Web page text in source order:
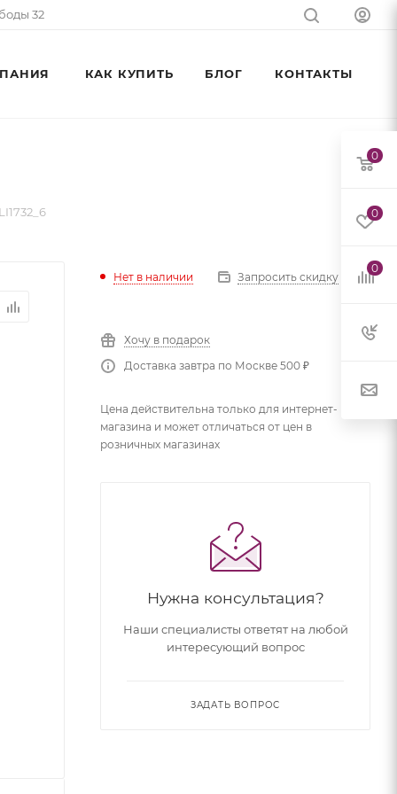
32
КАК КУПИТЬ БЛОГ КОНТАКТЫ
Нет в наличии Запросить скидку
Хочу в подарок
Доставка завтра по Москве 500 ₽
Цена действительна только для интернет-
магазина и может отличаться от цен в
розничных магазинах
Нужна консультация?
Наши специалисты ответят на любой
интересующий вопрос
ЗАДАТЬ ВОПРОС
0
0
0